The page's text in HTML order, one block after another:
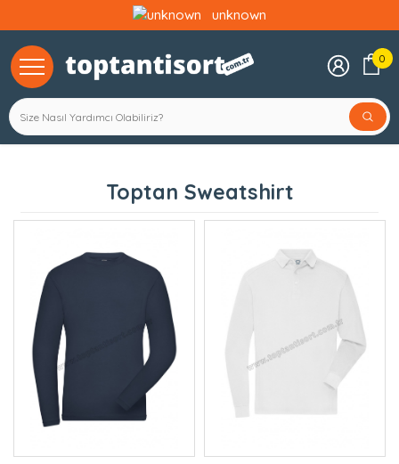
unknown
0 0
Uzun Kollu Sweatshirt
Polo Yaka Uzun Kollu